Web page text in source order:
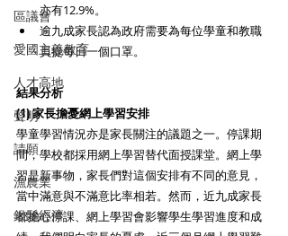
區議會
愛國主義教育
人才高地
聲明
請願
漁農業
銀髮經濟
亦有12.9%。
逾九成家長認為政府需要為每位學童和教職
員提每日一個口罩。
結果分析
(1) 家長擔憂網上學習安排
學童學習情況亦是家長關注的議題之一。停課期
間，學校都採用網上學習替代面授課堂。網上學
習是新事物，家長們對這個安排有不同的意見，
當中滿意與不滿意比率相若。然而，近九成家長
都擔心停課、網上學習會影響學生學習進度和成